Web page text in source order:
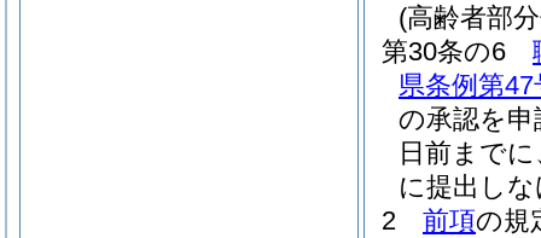
(高齢者部
第30条の6
県条例第47
の承認を
日前まで
に提出し
2
前項の規